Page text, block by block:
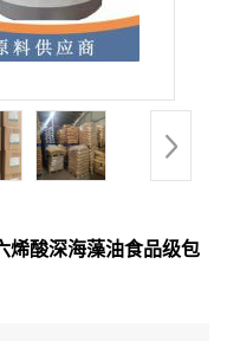
烯酸深海藻油食品级包